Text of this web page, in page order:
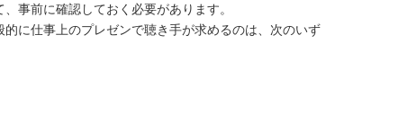
事前に確認しておく必要があります。
に仕事上のプレゼンで聴き手が求めるのは、次のいず